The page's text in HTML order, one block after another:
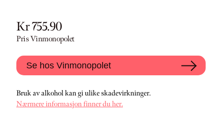
Kr 755.90
Pris Vinmonopolet
Se hos Vinmonopolet
Bruk av alkohol kan gi ulike skadevirkninger.
Nærmere informasjon finner du her.